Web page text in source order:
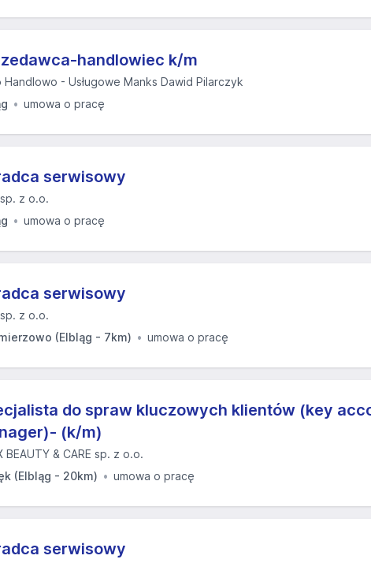
handlowiec k/m
Handlowo - Usługowe Manks Dawid Pilarczyk
umowa o pracę
serwisowy
z o.o.
umowa o pracę
serwisowy
z o.o.
(Elbląg - 7km)
umowa o pracę
do spraw kluczowych klientów (key
(k/m)
BEAUTY & CARE sp. z o.o.
(Elbląg - 20km)
umowa o pracę
serwisowy